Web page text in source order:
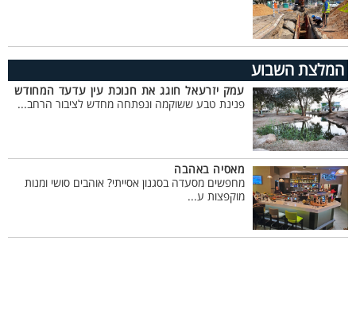
המלצת השבוע
עמק יזרעאל חוגג את חנוכת עין עדעד המחודש
פנינת טבע ששוקמה ונפתחה מחדש לציבור הרחב...
מאסיה באהבה
מחפשים מסעדה בסגנון אסייתי? אוהבים סושי ומנות
מוקפצות ע...